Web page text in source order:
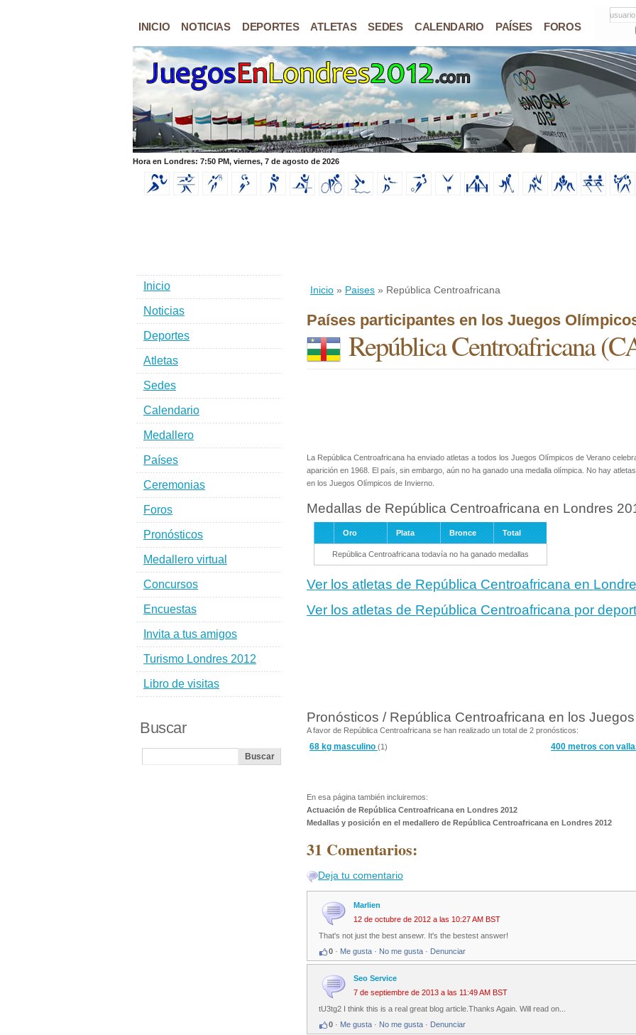
INICIO NOTICIAS DEPORTES ATLETAS SEDES CALENDARIO PAÍSES FOROS
Hora en Londres: 7:50 PM, viernes, 7 de agosto de 2026
Inicio » Paises » República Centroafricana
Países participantes en los Juegos
República Centroafricana
La República Centroafricana ha enviado atletas a todos los Juegos Olímpicos de Verano
aparición en 1968. El país, sin embargo, aún no ha ganado una medalla olímpica. No hay
en los Juegos Olímpicos de Invierno.
Medallas de República Centroafricana en Londres
Oro Plata Bronce Total
República Centroafricana todavía no ha ganado medallas
Ver los atletas de República Centroafricana en
Ver los atletas de República Centroafricana por
Pronósticos / República Centroafricana en los
A favor de República Centroafricana se han realizado un total de 2 pronósticos:
68 kg masculino (1) 400 metros con
En esa página también incluiremos:
Actuación de República Centroafricana en Londres 2012
Medallas y posición en el medallero de República Centroafricana en Londres 2012
31 Comentarios:
Deja tu comentario
Marlien
12 de octubre de 2012 a las 10:27 AM BST
That's not just the best ansewr. It's the bestest answer!
0 · Me gusta · No me gusta · Denunciar
Seo Service
7 de septiembre de 2013 a las 11:49 AM BST
tU3tg2 I think this is a real great blog article.Thanks Again. Will read on...
0 · Me gusta · No me gusta · Denunciar
Inicio
Noticias
Deportes
Atletas
Sedes
Calendario
Medallero
Países
Ceremonias
Foros
Pronósticos
Medallero virtual
Concursos
Encuestas
Invita a tus amigos
Turismo Londres 2012
Libro de visitas
Buscar